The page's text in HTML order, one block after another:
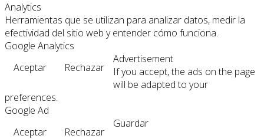
Analytics
Herramientas que se utilizan para analizar datos, medir la
efectividad del sitio web y entender cómo funciona.
Google Analytics
Aceptar
Rechazar
Advertisement
If you accept, the ads on the page
will be adapted to your
preferences.
Google Ad
Aceptar
Rechazar
Guardar